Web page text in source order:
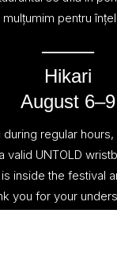
mulțumim pentru
⸻
Hikari
August 6–9
during regular hours,
valid UNTOLD
is inside the festival
you for your